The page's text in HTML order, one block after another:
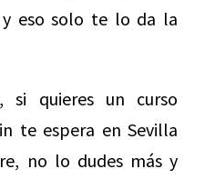
eso solo te lo da la
si quieres un curso
te espera en Sevilla
no lo dudes más y